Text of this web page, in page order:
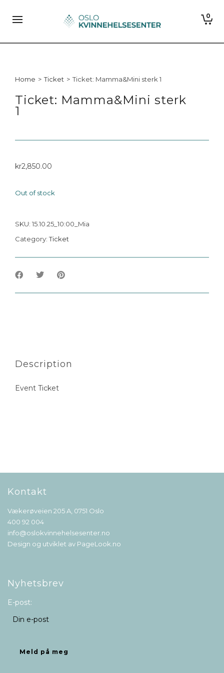
0
Home > Ticket > Ticket: Mamma&Mini sterk 1
Ticket: Mamma&Mini sterk
1
kr2,850.00
Out of stock
SKU: 15.10.25_10:00_Mia
Category:Ticket
Description
Event Ticket
Kontakt
Vækerøveien 205 A, 0751 Oslo
400 92 004
info@oslokvinnehelsesenter.no
Design og utviklet av PageLook.no
Nyhetsbrev
E-post: